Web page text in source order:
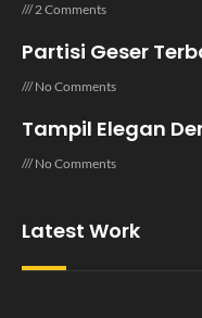
2 Comments
Partisi Geser
No Comments
Tampil Elegan
No Comments
Latest Work